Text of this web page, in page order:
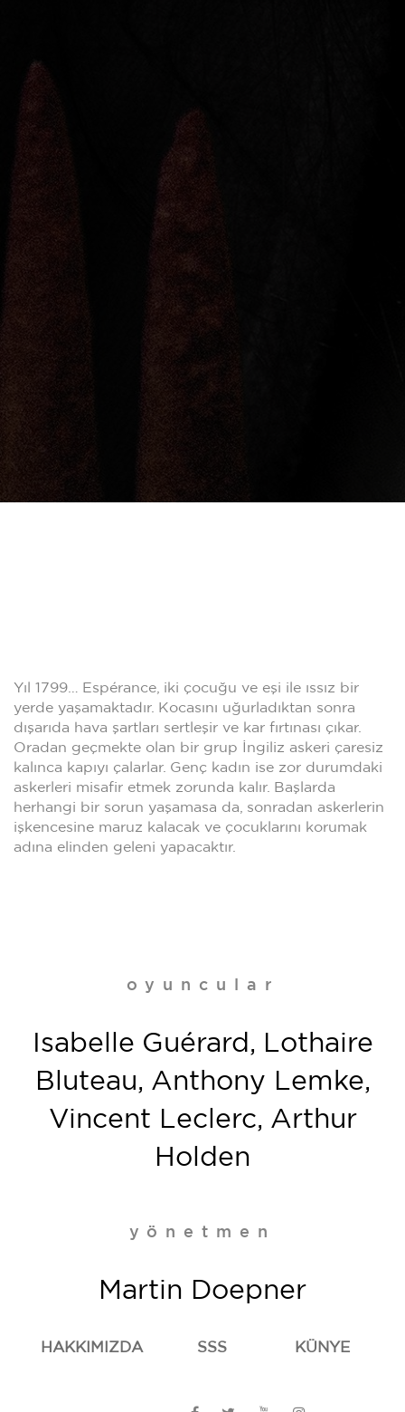
Yıl 1799… Espérance, iki çocuğu ve eşi ile ıssız bir
yerde yaşamaktadır. Kocasını uğurladıktan sonra
dışarıda hava şartları sertleşir ve kar fırtınası çıkar.
Oradan geçmekte olan bir grup İngiliz askeri çaresiz
kalınca kapıyı çalarlar. Genç kadın ise zor durumdaki
askerleri misafir etmek zorunda kalır. Başlarda
herhangi bir sorun yaşamasa da, sonradan askerlerin
işkencesine maruz kalacak ve çocuklarını korumak
adına elinden geleni yapacaktır.
oyuncular
Isabelle Guérard, Lothaire
Bluteau, Anthony Lemke,
Vincent Leclerc, Arthur
Holden
yönetmen
Martin Doepner
HAKKIMIZDA SSS KÜNYE